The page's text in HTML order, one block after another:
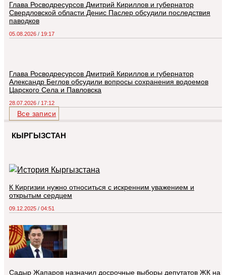
Глава Росводресурсов Дмитрий Кириллов и губернатор
Свердловской области Денис Паслер обсудили последствия
паводков
05.08.2026 19:17
Глава Росводресурсов Дмитрий Кириллов и губернатор
Александр Беглов обсудили вопросы сохранения водоемов
Царского Села и Павловска
28.07.2026 17:12
Все записи
КЫРГЫЗСТАН
К Киргизии нужно относиться с искренним уважением и
открытым сердцем
09.12.2025 04:51
Садыр Жапаров назначил досрочные выборы депутатов ЖК на